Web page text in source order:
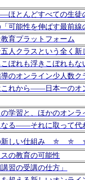
ほとんどすべての生徒
可能性を伸ばす最前線
育プラットフォーム
人クラスという全く
ぼれも浮きこぼれも
のオンライン少人数ク
れから――日本一のオ
学習と、ほかのオンラ
なる――それに取って代
の新しい仕組み ⛤ ⛤
の教育の可能性
習の受講の仕方」